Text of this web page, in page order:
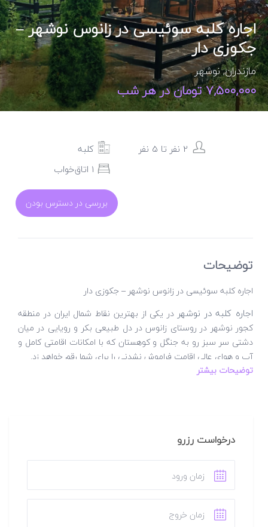
اجاره کلبه سوئیسی در زانوس نوشهر –
جکوزی دار
مازندران,نوشهر
7,500,000 تومان در هر شب
کلبه
2 نفر تا 5 نفر
1 اتاق‌خواب
بررسی در دسترس بودن
توضیحات
اجاره کلبه سوئیسی در زانوس نوشهر – جکوزی دار
اجاره کلبه در نوشهر در یکی از بهترین نقاط شمال ایران در منطقه
کجور نوشهر در روستای زانوس در دل طبیعی بکر و رویایی در میان
دشتی سر سبز رو به جنگل و کوهستان که با امکانات اقامتی کامل و
آب و هوای عالی اقامت فراموش نشدنی را برای شما رقم خواهد زد.
زانوس نام روستایی است که در استان مازندران و در نزدیکی شهر
را چند برابر می کند.
در نظر داشته باشید این کلبه سوئیسی زانوس در شهر نوشهر نیست
و در منطقه کوهستانی کجور و روستای زانوس (از توابع نوشهر) قرار
دارد که حدود یک ساعت با شهر نوشهر فاصله دارد.
یک کیلومتر آخر برای رسیدن به این کلبه چوبی جکوزی دار زانوس
مسیر خاکی میباشد که با هر ماشینی میشه رفت و آمد کرد و مسیر
توضیحات بیشتر
درخواست رزرو